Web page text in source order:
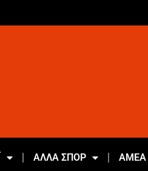
ΑΛΛΑ ΣΠΟΡ ΑΜΕΑ